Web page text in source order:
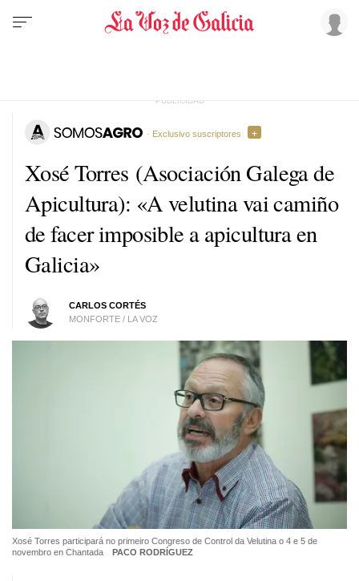
Xosé Torres (Asociación Galega de
Apicultura): «A velutina vai camiño
de facer imposible a apicultura en
Galicia»
CARLOS CORTÉS
MONFORTE / LA VOZ
· Exclusivo suscriptores
Xosé Torres participará no primeiro Congreso de Control da Velutina o 4 e 5 de
novembro en Chantada
PACO RODRÍGUEZ